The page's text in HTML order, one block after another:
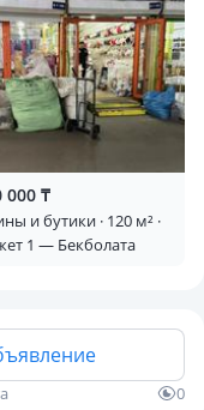
000 ₸
и бутики · 120 м² ·
1 — Бекболата
0